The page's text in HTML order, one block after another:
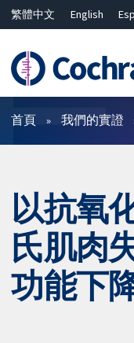
繁體中文 English
ไทย
简体中文
篩選條件
首頁 我們的實證
以抗氧
氏肌肉
功能下